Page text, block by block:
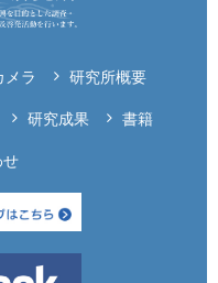
メラ 研究所概要
研究成果 書籍
せ